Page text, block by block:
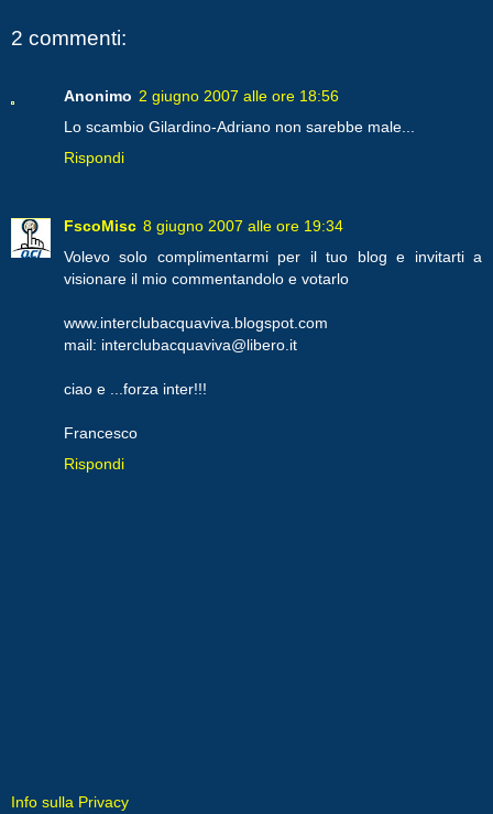
2 commenti:
Anonimo 2 giugno 2007 alle ore 18:56
Lo scambio Gilardino-Adriano non sarebbe male...
Rispondi
FscoMisc 8 giugno 2007 alle ore 19:34
Volevo solo complimentarmi per il tuo blog e invitarti a
visionare il mio commentandolo e votarlo
www.interclubacquaviva.blogspot.com
mail: interclubacquaviva@libero.it
ciao e ...forza inter!!!
Francesco
Rispondi
Info sulla Privacy